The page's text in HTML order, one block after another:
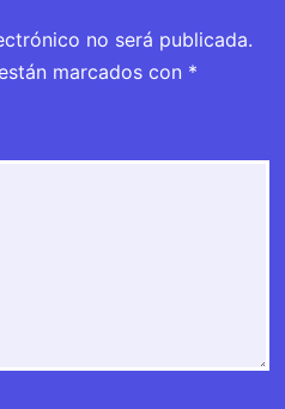
no será publicada.
marcados con *